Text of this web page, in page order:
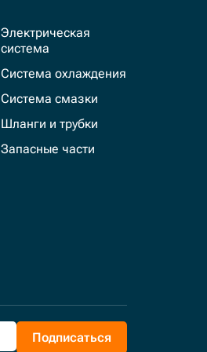
Электрическая
система
Система охлаждения
Система смазки
Шланги и трубки
Запасные части
Подписаться